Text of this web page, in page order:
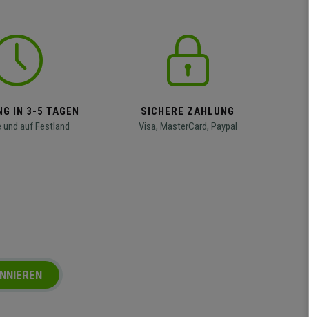
IN 3-5 TAGEN
und auf Festland
SICHERE ZAHLUNG
Visa, MasterCard, Paypal